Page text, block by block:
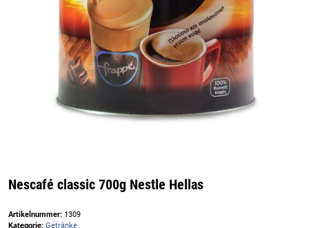
Nescafé classic 700g Nestle Hellas
Artikelnummer: 1309
Kategorie: Getränke